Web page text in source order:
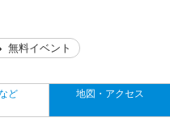
無料イベント
ど 地図・アクセス